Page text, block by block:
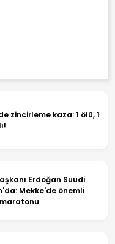
zincirleme kaza: 1 ölü, 1
Erdoğan Suudi
Mekke'de önemli